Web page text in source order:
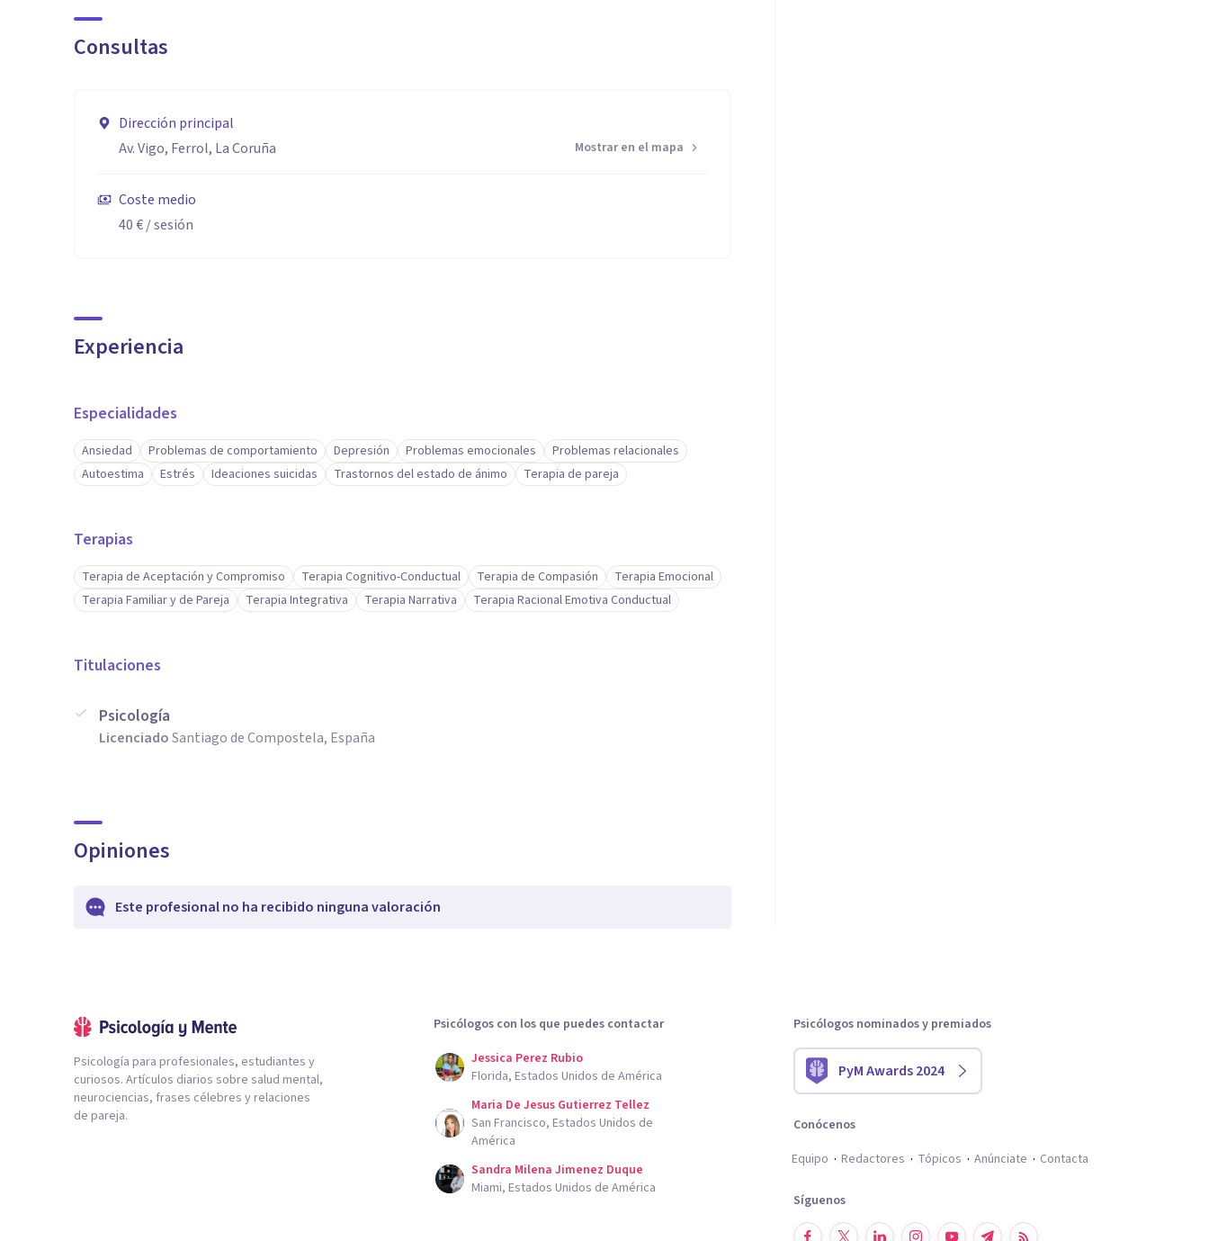
Consultas
Dirección principal
Av. Vigo, Ferrol, La Coruña
Mostrar en el mapa
Coste medio
40 €/ sesión
Experiencia
Especialidades
Ansiedad Problemas de comportamiento Depresión Problemas emocionales
Problemas relacionales
Autoestima
Estrés Ideaciones suicidas Trastornos del estado de ánimo Terapia de pareja
Terapias
Terapia de Aceptación y Compromiso Terapia Cognitivo-Conductual Terapia de Compasión
Terapia Emocional
Terapia Familiar y de Pareja
Terapia Integrativa Terapia Narrativa Terapia Racional Emotiva Conductual
Titulaciones
Psicología
LicenciadoSantiago de Compostela, España
Opiniones
Este profesional no ha recibido ninguna valoración
Psicología para profesionales, estudiantes y
curiosos. Artículos diarios sobre salud mental,
neurociencias, frases célebres y relaciones
de pareja.
Psicólogos con los que puedes contactar
Jessica Perez Rubio
Florida, Estados Unidos de América
Maria De Jesus Gutierrez Tellez
San Francisco, Estados Unidos de
América
Sandra Milena Jimenez Duque
Miami, Estados Unidos de América
Psicólogos nominados y premiados
PyM Awards 2024
Conócenos
Equipo
Redactores Tópicos Anúnciate Contacta
Síguenos